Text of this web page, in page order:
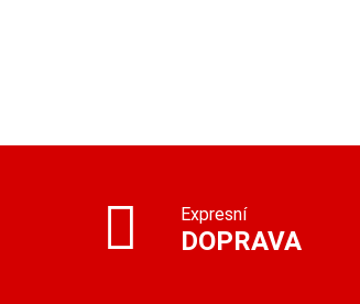
Expresní
DOPRAVA